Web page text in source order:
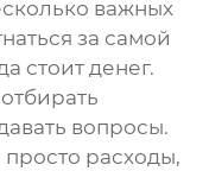
важных
за самой
стоит денег.
вопросы.
просто расходы,